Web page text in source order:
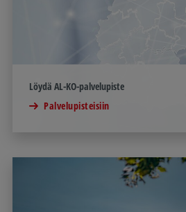
Löydä AL-KO-palvelupiste
Palvelupisteisiin